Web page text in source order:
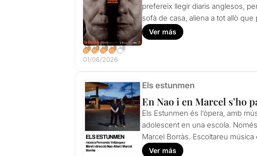
01/06/2026
prefereix llegir diaris anglesos,
sofà de casa, aliena a tot allò
Ver más
Els estunmen
En Nao i en Marcel s’ho
Els Estunmen és l’òpera, amb
adolescent en una escola.
Marcel Borràs. Escoltareu
Ver más